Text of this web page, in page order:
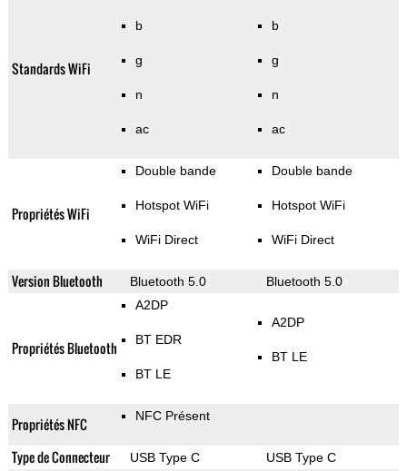
Standards WiFi
b
g
n
ac
b
g
n
ac
Propriétés WiFi
Double bande
Hotspot WiFi
WiFi Direct
Double bande
Hotspot WiFi
WiFi Direct
Version Bluetooth Bluetooth 5.0 Bluetooth 5.0
Propriétés Bluetooth
A2DP
BT EDR
BT LE
A2DP
BT LE
Propriétés NFC NFC Présent
Type de Connecteur USB Type C USB Type C